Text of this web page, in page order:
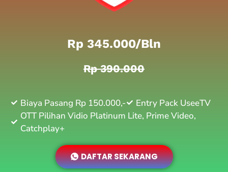
Rp 345.000/bln
Rp 390.000
Biaya Pasang Rp 150.000,-
Entry Pack UseeTV
OTT Pilihan Vidio Platinum Lite, Prime Video,
Catchplay+
DAFTAR SEKARANG